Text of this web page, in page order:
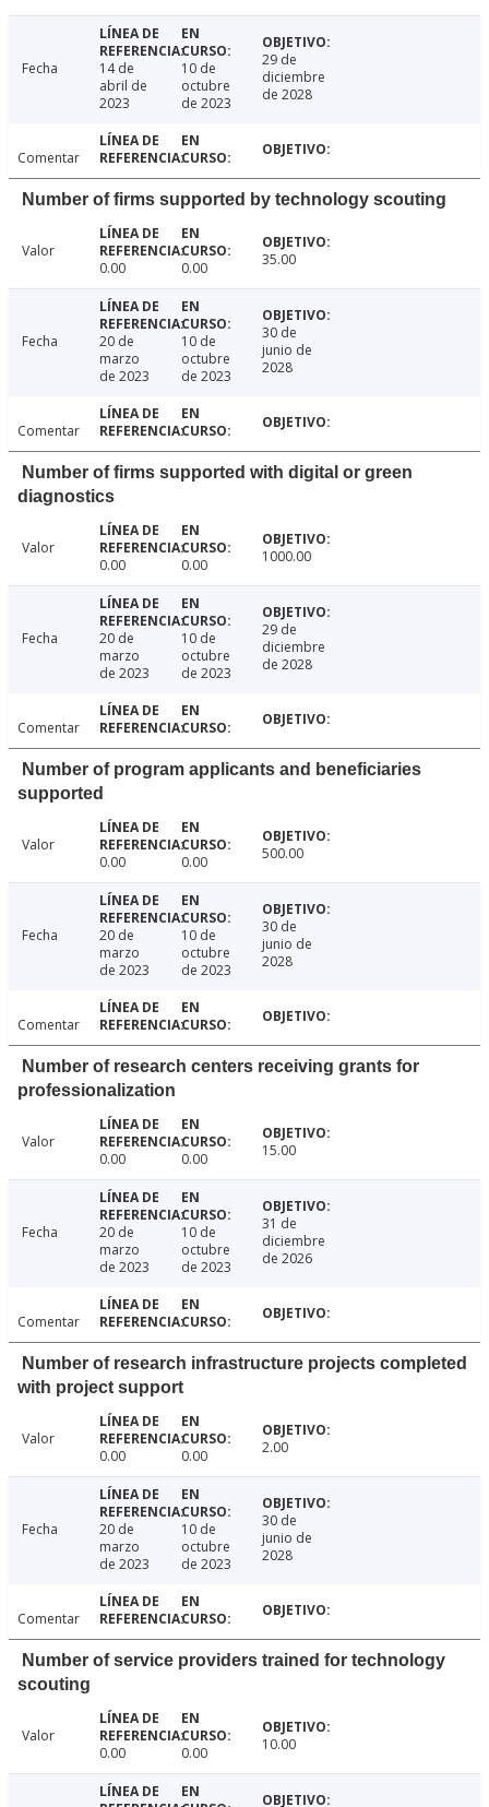
Fecha
14 de
abril de
2023
10 de
octubre
de 2023
29 de
diciembre
de 2028
Comentar
Number of firms supported by technology scouting
Valor
0.00
0.00 35.00
Fecha
20 de
marzo
de 2023
10 de
octubre
de 2023
30 de
junio de
2028
Comentar
Number of firms supported with digital or green
diagnostics
Valor
0.00
0.00 1000.00
Fecha
20 de
marzo
de 2023
10 de
octubre
de 2023
29 de
diciembre
de 2028
Comentar
Number of program applicants and beneficiaries
supported
Valor
0.00
0.00 500.00
Fecha
20 de
marzo
de 2023
10 de
octubre
de 2023
30 de
junio de
2028
Comentar
Number of research centers receiving grants for
professionalization
Valor
0.00
0.00 15.00
Fecha
20 de
marzo
de 2023
10 de
octubre
de 2023
31 de
diciembre
de 2026
Comentar
Number of research infrastructure projects completed
with project support
Valor
0.00
0.00 2.00
Fecha
20 de
marzo
de 2023
10 de
octubre
de 2023
30 de
junio de
2028
Comentar
Number of service providers trained for technology
scouting
Valor
0.00
0.00 10.00